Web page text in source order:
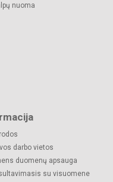
nuoma
darbo vietos
duomenų apsauga
su visuomene